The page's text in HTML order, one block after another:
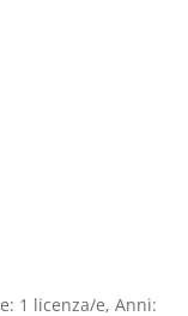
1 licenza/e, Anni: